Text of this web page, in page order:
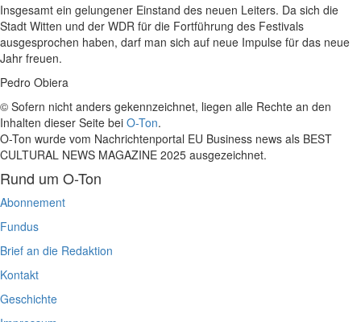
Insgesamt ein gelungener Einstand des neuen Leiters. Da sich die
Stadt Witten und der WDR für die Fortführung des Festivals
ausgesprochen haben, darf man sich auf neue Impulse für das neue
Jahr freuen.
Pedro Obiera
© Sofern nicht anders gekennzeichnet, liegen alle Rechte an den
Inhalten dieser Seite bei O-Ton.
O-Ton wurde vom Nachrichtenportal EU Business news als BEST
CULTURAL NEWS MAGAZINE 2025 ausgezeichnet.
Rund um O-Ton
Abonnement
Fundus
Brief an die Redaktion
Kontakt
Geschichte